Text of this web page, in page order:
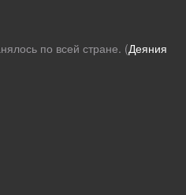
по всей стране. (Деяния